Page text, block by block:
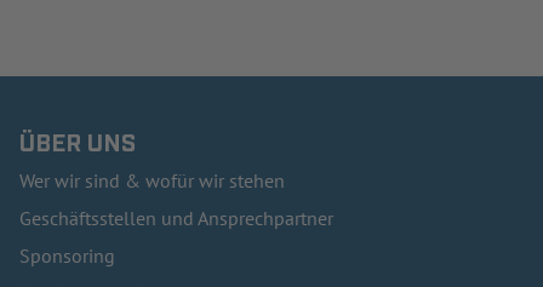
ÜBER UNS
Wer wir sind & wofür wir stehen
Geschäftsstellen und Ansprechpartner
Sponsoring